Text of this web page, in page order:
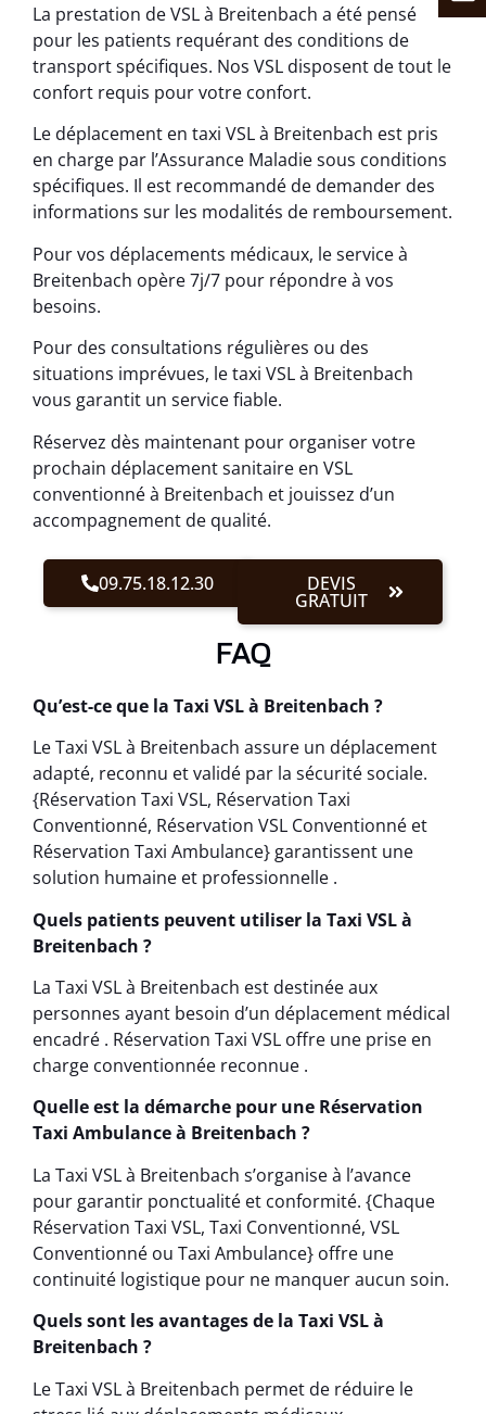
La prestation de VSL à Breitenbach a été pensé
pour les patients requérant des conditions de
transport spécifiques. Nos VSL disposent de tout le
confort requis pour votre confort.
Le déplacement en taxi VSL à Breitenbach est pris
en charge par l’Assurance Maladie sous conditions
spécifiques. Il est recommandé de demander des
informations sur les modalités de remboursement.
Pour vos déplacements médicaux, le service à
Breitenbach opère 7j/7 pour répondre à vos
besoins.
Pour des consultations régulières ou des
situations imprévues, le taxi VSL à Breitenbach
vous garantit un service fiable.
Réservez dès maintenant pour organiser votre
prochain déplacement sanitaire en VSL
conventionné à Breitenbach et jouissez d’un
accompagnement de qualité.
09.75.18.12.30 DEVIS
GRATUIT
FAQ
Qu’est-ce que la Taxi VSL à Breitenbach ?
Le Taxi VSL à Breitenbach assure un déplacement
adapté, reconnu et validé par la sécurité sociale.
{Réservation Taxi VSL, Réservation Taxi
Conventionné, Réservation VSL Conventionné et
Réservation Taxi Ambulance} garantissent une
solution humaine et professionnelle .
Quels patients peuvent utiliser la Taxi VSL à
Breitenbach ?
La Taxi VSL à Breitenbach est destinée aux
personnes ayant besoin d’un déplacement médical
encadré . Réservation Taxi VSL offre une prise en
charge conventionnée reconnue .
Quelle est la démarche pour une Réservation
Taxi Ambulance à Breitenbach ?
La Taxi VSL à Breitenbach s’organise à l’avance
pour garantir ponctualité et conformité. {Chaque
Réservation Taxi VSL, Taxi Conventionné, VSL
Conventionné ou Taxi Ambulance} offre une
continuité logistique pour ne manquer aucun soin.
Quels sont les avantages de la Taxi VSL à
Breitenbach ?
Le Taxi VSL à Breitenbach permet de réduire le